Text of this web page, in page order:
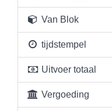
Van Blok
tijdstempel
Uitvoer totaal
Vergoeding